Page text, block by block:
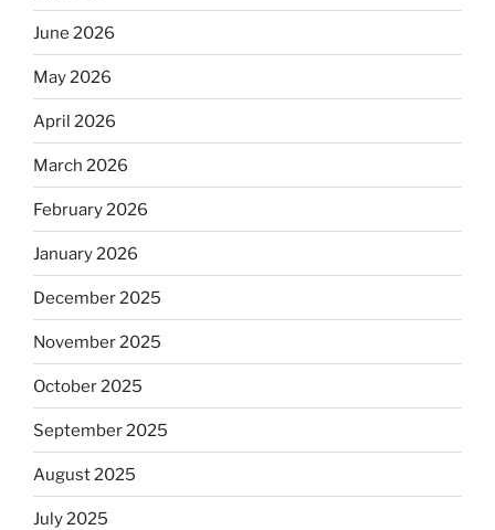
June 2026
May 2026
April 2026
March 2026
February 2026
January 2026
December 2025
November 2025
October 2025
September 2025
August 2025
July 2025